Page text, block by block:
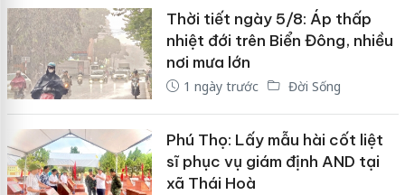
Thời tiết ngày 5/8: Áp thấp
nhiệt đới trên Biển Đông, nhiều
nơi mưa lớn
1 ngày trước Đời Sống
Phú Thọ: Lấy mẫu hài cốt liệt
sĩ phục vụ giám định AND tại
xã Thái Hoà